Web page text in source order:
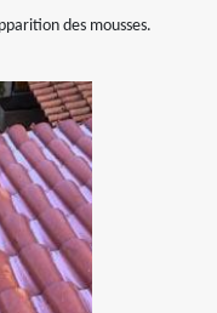
des mousses.